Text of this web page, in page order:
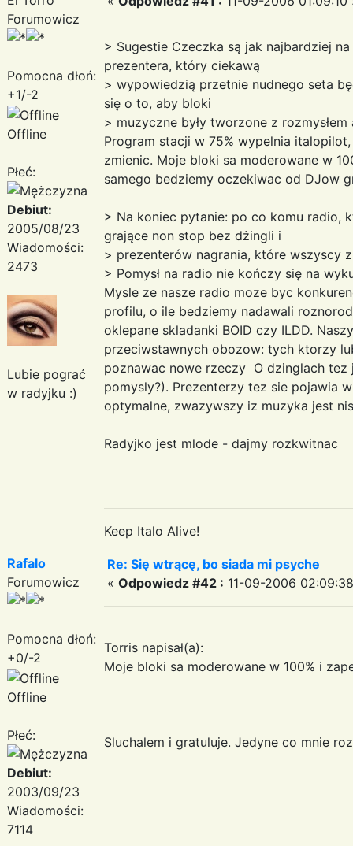
Forumowicz
Pomocna dłoń:
+1/-2
Offline
Płeć:
Debiut:
2005/08/23
Wiadomości:
2473
Lubie pograć
w radyjku :)
> Sugestie Czeczka są jak najbardziej
prezentera, który ciekawą
> wypowiedzią przetnie nudnego seta
się o to, aby bloki
> muzyczne były tworzone z
Program stacji w 75% wypelnia
zmienic. Moje bloki sa moderowane w
samego bedziemy oczekiwac od DJow
> Na koniec pytanie: po co komu radio,
grające non stop bez dżingli i
> prezenterów nagrania, które wszyscy
> Pomysł na radio nie kończy się na
Mysle ze nasze radio moze byc
profilu, o ile bedziemy nadawali
oklepane skladanki BOID czy ILDD.
przeciwstawnych obozow: tych ktorzy
poznawac nowe rzeczy O dzinglach tez
pomysly?). Prezenterzy tez sie pojawia
optymalne, zwazywszy iz muzyka jest
Radyjko jest mlode - dajmy rozkwitnac
Keep Italo Alive!
Rafalo
Forumowicz
Pomocna dłoń:
+0/-2
Offline
Płeć:
Debiut:
2003/09/23
Wiadomości:
7114
Re: Się wtrącę, bo siada mi psyche
« Odpowiedz #42 : 11-09-2006
Torris napisał(a):
Moje bloki sa moderowane w 100% i
Sluchalem i gratuluje. Jedyne co mnie